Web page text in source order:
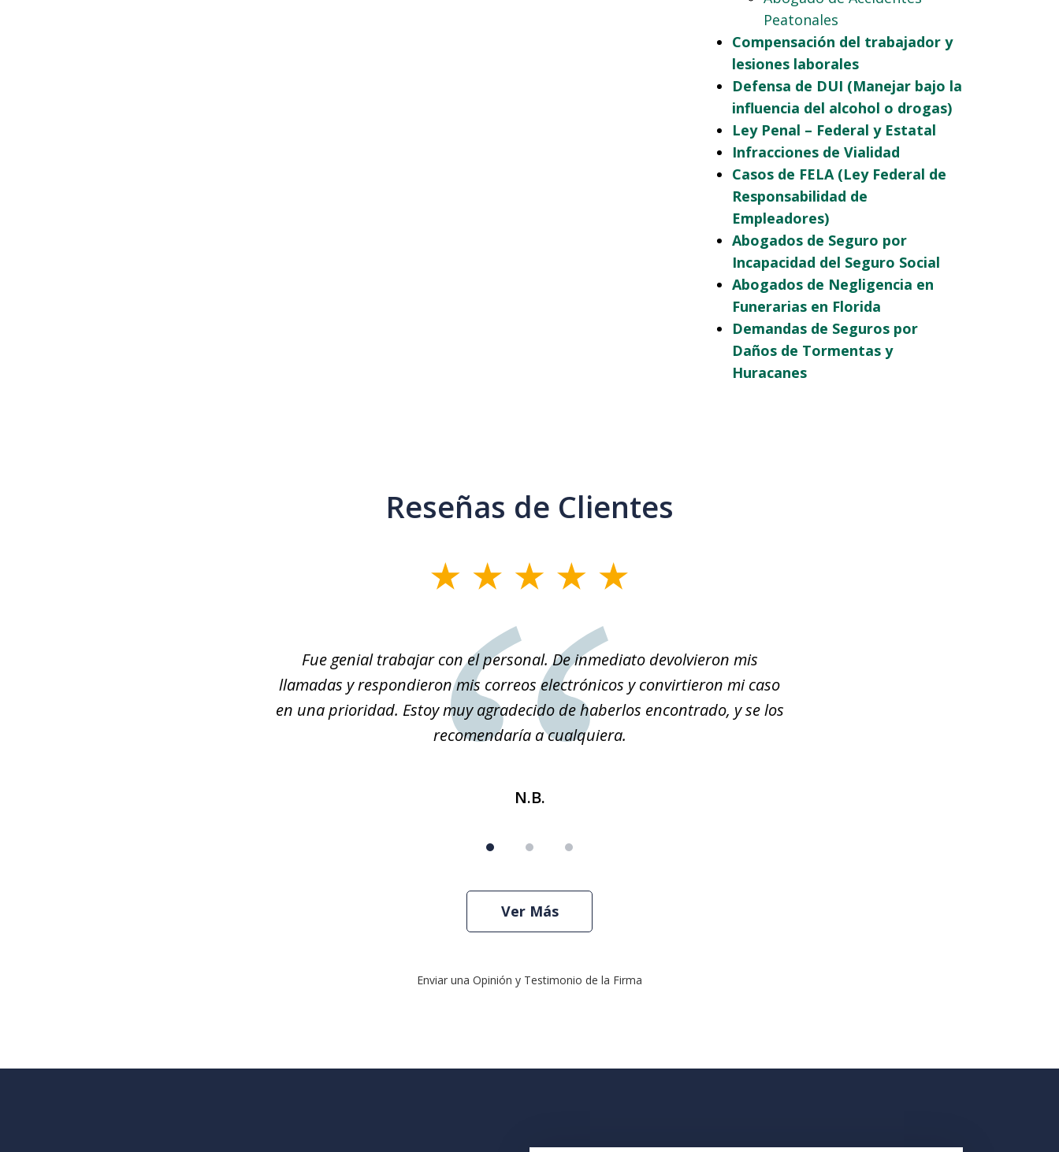
Peatonales
Compensación del trabajador y
lesiones laborales
Defensa de DUI (Manejar bajo la
influencia del alcohol o drogas)
Ley Penal – Federal y Estatal
Infracciones de Vialidad
Casos de FELA (Ley Federal de
Responsabilidad de
Empleadores)
Abogados de Seguro por
Incapacidad del Seguro Social
Abogados de Negligencia en
Funerarias en Florida
Demandas de Seguros por
Daños de Tormentas y
Huracanes
Reseñas de Clientes
Fue genial trabajar con el personal. De inmediato devolvieron mis
llamadas y respondieron mis correos electrónicos y convirtieron mi caso
en una prioridad. Estoy muy agradecido de haberlos encontrado, y se los
recomendaría a cualquiera.
N.B.
Ver Más
Enviar una Opinión y Testimonio de la Firma